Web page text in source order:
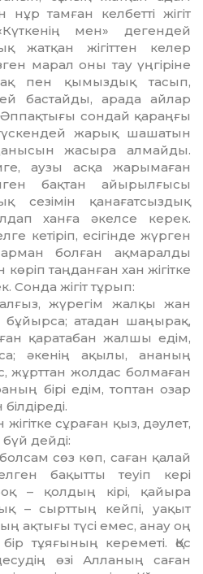
тамған келбетті жігіт
мен» дегендей
жатқан жі­гіт­тен келер
ма­рал оны тау үңгіріне
пен қымыздық тасып,
бастайды, арада айлар
Әппақтығы сондай қараңғы
жарық шаша­тын
жа­сыра алмайды.
аузы асқа жарымаған
бақтан айырылғысы
сезімін қанағатсыздық
ханға әкелсе керек.
кетіріп, есігінде жүрген
болған ақмаралды
таңданған хан жігітке
Сонда жігіт тұрып:
жүре­гім жалқы жан
атадан шаңырақ,
қаратабан жалшы едім,
әкенің ақы­лы, ананың
жұрттан жолдас болмаған
бірі едім, топтан озар
сұ­раған қыз, дәулет,
дейді:
сөз көп, саған қалай
бақытты теуіп кері
– қолдың кірі, қайыра
– сырттың кейпі, уақыт
ақтығы түсі емес, анау оң
тұяғының кереметі. Қос
өзі Алланың саған